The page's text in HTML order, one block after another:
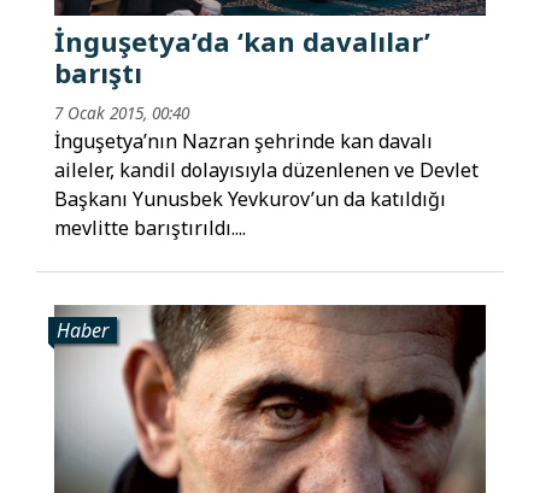
İnguşetya’da ‘kan davalılar’
barıştı
7 Ocak 2015, 00:40
İnguşetya’nın Nazran şehrinde kan davalı
aileler, kandil dolayısıyla düzenlenen ve Devlet
Başkanı Yunusbek Yevkurov’un da katıldığı
mevlitte barıştırıldı....
Haber